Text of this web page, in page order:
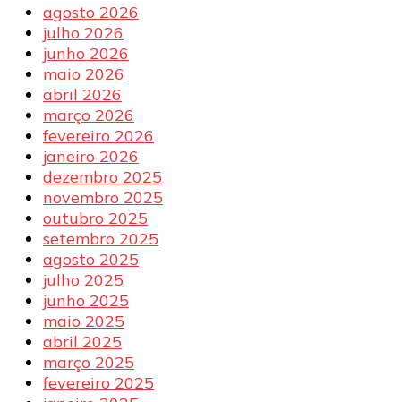
agosto 2026
julho 2026
junho 2026
maio 2026
abril 2026
março 2026
fevereiro 2026
janeiro 2026
dezembro 2025
novembro 2025
outubro 2025
setembro 2025
agosto 2025
julho 2025
junho 2025
maio 2025
abril 2025
março 2025
fevereiro 2025